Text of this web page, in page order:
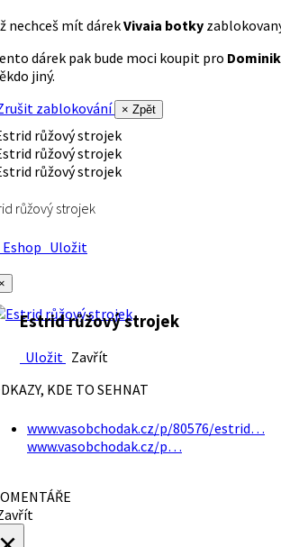
nechceš mít dárekVivaia botky
dárek pak bude moci koupit pro
jiný.
zablokování
× Zpět
růžový strojek
Uložit
Estrid růžový strojek
Uložit Zavřít
KDE TO SEHNAT
www.vasobchodak.cz/p/80576/estrid…
www.vasobchodak.cz/p…